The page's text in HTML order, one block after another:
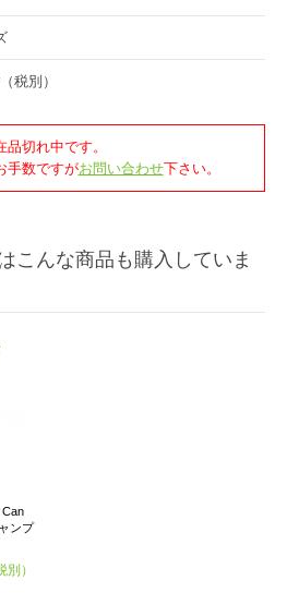
（税別）
品切れ中です。
手数ですがお問い合わせ下さい。
こんな商品も購入していま
ンプ
別）